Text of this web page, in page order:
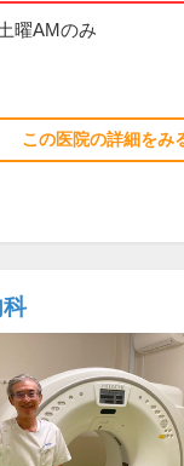
曜AMのみ
この医院の詳細をみ